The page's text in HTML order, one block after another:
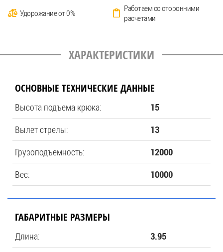
Удорожание от 0%
Работаем со сторонними
расчетами
ХАРАКТЕРИСТИКИ
ОСНОВНЫЕ ТЕХНИЧЕСКИЕ ДАННЫЕ
Высота подъема крюка: 15
Вылет стрелы: 13
Грузоподъемность: 12000
Вес: 10000
ГАБАРИТНЫЕ РАЗМЕРЫ
Длина: 3.95